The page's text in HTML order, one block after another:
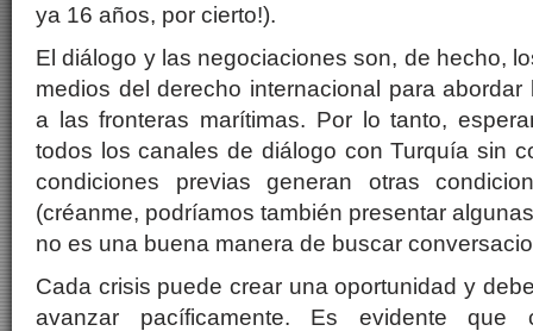
ya 16 años, por cierto!).
El diálogo y las negociaciones son, de hecho,
medios del derecho internacional para
a las fronteras marítimas. Por lo tanto,
todos los canales de diálogo con Turquía sin
condiciones previas generan otras
(créanme, podríamos también presentar
no es una buena manera de buscar
Cada crisis puede crear una oportunidad y
avanzar pacíficamente. Es evidente que